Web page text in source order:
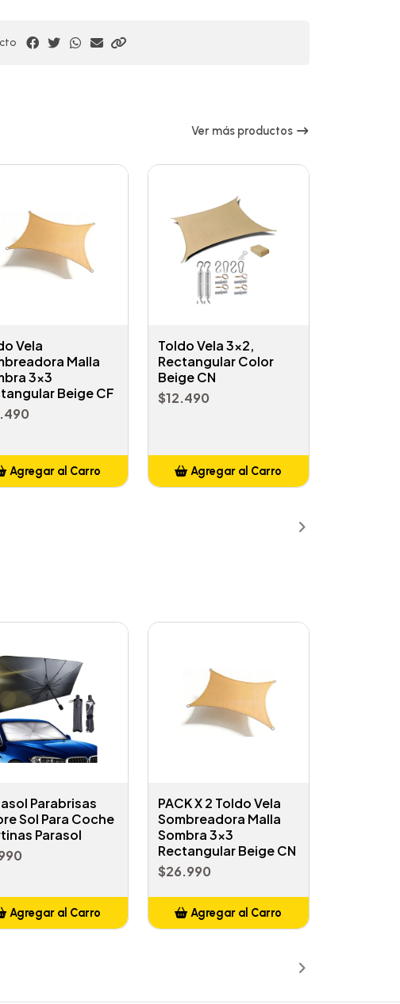
Ver más productos
Vela
Malla
3x3
Beige CF
Agregar al Carro
Toldo Vela 3x2,
Rectangular Color
Beige CN
$12.490
Agregar al Carro
Parabrisas
Sol Para Coche
Parasol
Agregar al Carro
PACK X 2 Toldo Vela
Sombreadora Malla
Sombra 3x3
Rectangular Beige CN
$26.990
Agregar al Carro